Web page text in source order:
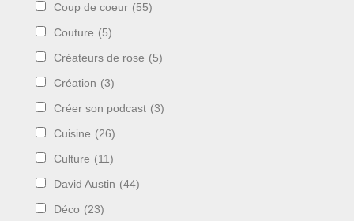
Coup de coeur (55)
Couture (5)
Créateurs de rose (5)
Création (3)
Créer son podcast (3)
Cuisine (26)
Culture (11)
David Austin (44)
Déco (23)